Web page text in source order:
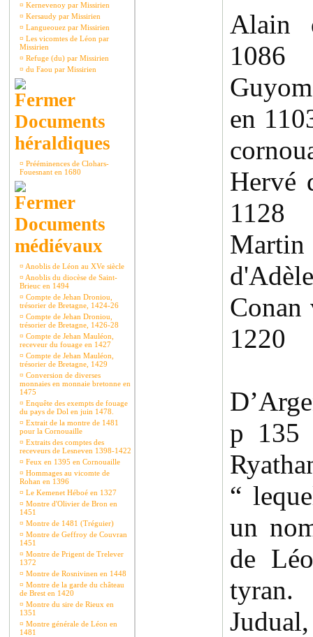
¤ Kernevenoy par Missirien
¤ Kersaudy par Missirien
¤ Langueouez par Missirien
¤ Les vicomtes de Léon par
Missirien
¤ Refuge (du) par Missirien
¤ du Faou par Missirien
Documents
héraldiques
¤ Prééminences de Clohars-
Fouesnant en 1680
Documents
médiévaux
¤ Anoblis de Léon au XVe siècle
¤ Anoblis du diocèse de Saint-
Brieuc en 1494
¤ Compte de Jehan Droniou,
trésorier de Bretagne, 1424-26
¤ Compte de Jehan Droniou,
trésorier de Bretagne, 1426-28
¤ Compte de Jehan Mauléon,
receveur du fouage en 1427
¤ Compte de Jehan Mauléon,
trésorier de Bretagne, 1429
¤ Conversion de diverses
monnaies en monnaie bretonne en
1475
¤ Enquête des exempts de fouage
du pays de Dol en juin 1478.
¤ Extrait de la montre de 1481
pour la Cornouaille
¤ Extraits des comptes des
receveurs de Lesneven 1398-1422
¤ Feux en 1395 en Cornouaille
¤ Hommages au vicomte de
Rohan en 1396
¤ Le Kemenet Héboé en 1327
¤ Montre d'Olivier de Bron en
1451
¤ Montre de 1481 (Tréguier)
¤ Montre de Geffroy de Couvran
1451
¤ Montre de Prigent de Trelever
1372
¤ Montre de Rosnivinen en 1448
¤ Montre de la garde du château
de Brest en 1420
¤ Montre du sire de Rieux en
1351
¤ Montre générale de Léon en
1481
Alain
1086
en
Hervé
1128
Conan
1220
p
“
un
de